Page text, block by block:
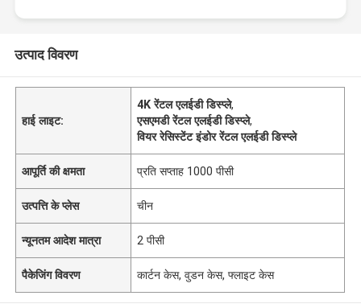
उत्पाद विवरण
हाई लाइट:
4K रेंटल एलईडी डिस्प्ले,
एसएमडी रेंटल एलईडी डिस्प्ले,
वियर रेसिस्टेंट इंडोर रेंटल एलईडी डिस्प्ले
आपूर्ति की क्षमता प्रति सप्ताह 1000 पीसी
उत्पत्ति के प्लेस चीन
न्यूनतम आदेश मात्रा 2 पीसी
पैकेजिंग विवरण कार्टन केस, वुडन केस, फ्लाइट केस